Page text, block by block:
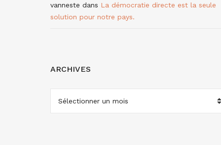
vanneste dans La démocratie directe est la seule
solution pour notre pays.
ARCHIVES
ARCHIVES